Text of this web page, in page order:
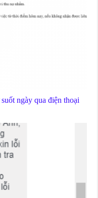
ngày qua điện thoại